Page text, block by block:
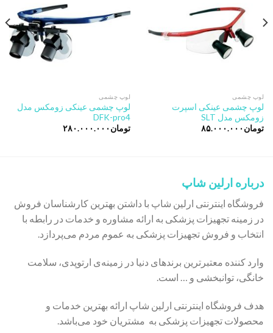
لوپ چشمی
لوپ چشمی عینکی اسپرت
زومکس مدل SLT
تومان ۸۵.۰۰۰.۰۰۰
لوپ چشمی
لوپ چشمی عینکی زومکس مدل
DFK-pro4
تومان ۲۸۰.۰۰۰.۰۰۰
درباره ارلین شاپ
فروشگاه اینترنتی ارلین شاپ با داشتن بهترین کارشناسان فروش
در زمینه تجهیزات پزشکی به ارائه مشاوره و خدمات در رابطه با
انتخاب و فروش تجهیزات پزشکی به عموم مردم می‌پردازد.
وارد کننده معتبرترین برندهای دنیا در زمینه‌ی ارتوپدی، سلامت
خانگی، توانبخشی و … است.
هدف فروشگاه اینترنتی ارلین شاپ ارائه بهترین خدمات و
محصولات تجهیزات پزشکی به مشتریان خود می‌باشد.